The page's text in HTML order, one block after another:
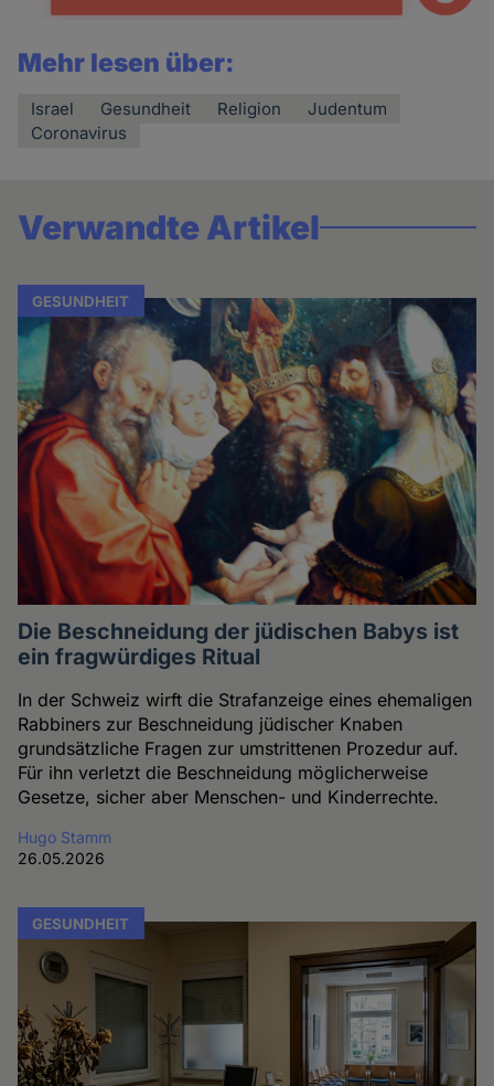
Mehr lesen über:
Israel Gesundheit Religion
Judentum
Coronavirus
Verwandte Artikel
GESUNDHEIT
Die Beschneidung der jüdischen Babys ist
ein fragwürdiges Ritual
In der Schweiz wirft die Strafanzeige eines ehemaligen
Rabbiners zur Beschneidung jüdischer Knaben
grundsätzliche Fragen zur umstrittenen Prozedur auf.
Für ihn verletzt die Beschneidung möglicherweise
Gesetze, sicher aber Menschen- und Kinderrechte.
Hugo Stamm
26.05.2026
GESUNDHEIT